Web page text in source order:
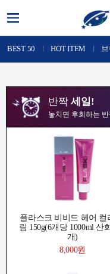
BEST 50 HOT ITEM
반짝 세일!
놓치면 후회하는
플라스크 비비드 헤어 컬
림 150g(6개당 1000ml 산
개)
8,000원